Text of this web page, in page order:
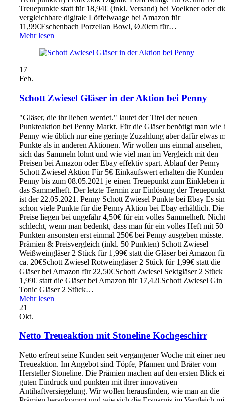
Treuepunkte statt für 18,94€ (inkl. Versand) bei Voelkner oder
vergleichbare digitale Löffelwaage bei Amazon für
11,99€Eschenbach Porzellan Bowl, Ø20cm für…
Mehr lesen
17
Feb.
Schott Zwiesel Gläser in der Aktion bei Penny
"Gläser, die ihr lieben werdet." lautet der Titel der neuen
Punkteaktion bei Penny Markt. Für die Gläser benötigt man wie
Penny wie üblich nur eine geringe Zuzahlung aber dafür etwas
Punkte als in anderen Aktionen. Wir wollen uns einmal ansehen,
sich das Sammeln lohnt und wie viel man im Vergleich mit den
Preisen bei Amazon oder Ebay effektiv spart. Ablauf der Penny
Schott Zwiesel Aktion Für 5€ Einkaufswert erhalten die Kunden
Penny bis zum 08.05.2021 je einen Treuepunkt zum Einkleben
das Sammelheft. Der letzte Termin zur Einlösung der
ist der 22.05.2021. Penny Schott Zwiesel Punkte bei Ebay Es
schon viele Punkte für die Penny Aktion bei Ebay erhältlich. Die
Preise liegen bei ungefähr 4,50€ für ein volles Sammelheft. Nicht
schlecht, wenn man bedenkt, dass man für ein volles Heft mit 50
Punkten ansonsten erst einmal 250€ bei Penny ausgeben müsste.
Prämien & Preisvergleich (inkl. 50 Punkten) Schott Zwiesel
Weißweingläser 2 Stück für 1,99€ statt die Gläser bei Amazon
ca. 20€Schott Zwiesel Rotweingläser 2 Stück für 1,99€ statt die
Gläser bei Amazon für 22,50€Schott Zwiesel Sektgläser 2
1,99€ statt die Gläser bei Amazon für 17,42€Schott Zwiesel Gin
Tonic Gläser 2 Stück…
Mehr lesen
21
Okt.
Netto Treueaktion mit Stoneline Kochgeschirr
Netto erfreut seine Kunden seit vergangener Woche mit einer
Treueaktion. Im Angebot sind Töpfe, Pfannen und Bräter vom
Hersteller Stoneline. Die Prämien machen auf den ersten Blick
guten Eindruck und punkten mit ihrer innovativen
Antihaftversiegelung. Wir wollen herausfinden, wie man an die